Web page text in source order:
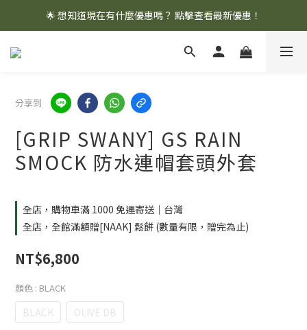
🌟 想知道現在有什麼優惠嗎？ 點擊查看最新優惠！
🌟 想知道現在有什麼優惠嗎？ 點擊查看最新優惠！
全館消費滿 $1,000 即享免運優惠
分享到
[GRIP SWANY] GS RAIN
SMOCK 防水連帽套頭外套
全店，購物車滿 1000 免運寄送｜台灣
全店，全館滿額贈[NAAK] 鬆餅 (數量有限，贈完為止)
NT$6,800
顏色 : BLACK
BLACK OLIVE DB